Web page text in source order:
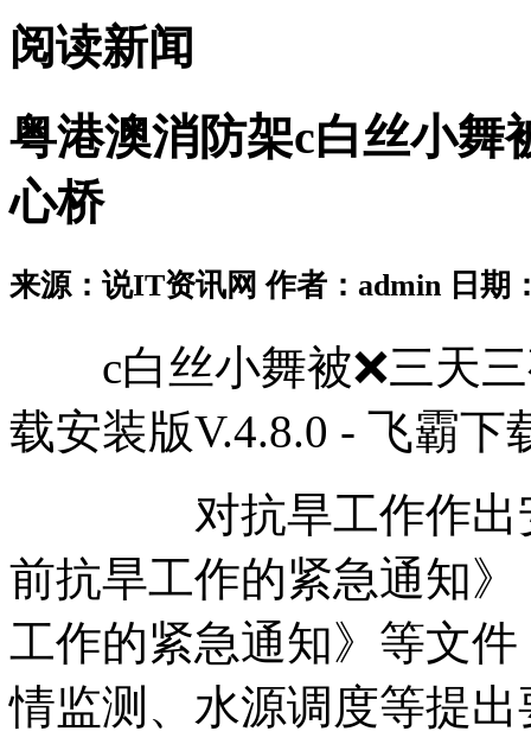
阅读新闻
粤港澳消防架c白丝小舞
心桥
来源：说IT资讯网 作者：admin 日期
c白丝小舞被❌三天三
载安装版V.4.8.0 - 飞霸下
对抗旱工作作出安
前抗旱工作的紧急通知
工作的紧急通知》等文
情监测、水源调度等提